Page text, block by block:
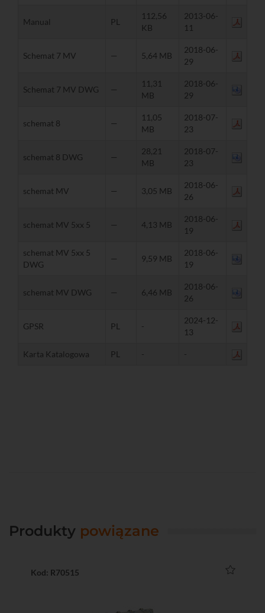
Manual PL
112,56
KB
2013-06-
11
Schemat 7 MV — 5,64 MB
2018-06-
29
Schemat 7 MV DWG —
11,31
MB
2018-06-
29
schemat 8 —
11,05
MB
2018-07-
23
schemat 8 DWG —
28,21
MB
2018-07-
23
schemat MV — 3,05 MB
2018-06-
26
schemat MV 5xx 5 — 4,13 MB
2018-06-
19
schemat MV 5xx 5
DWG
— 9,59 MB
2018-06-
19
schemat MV DWG — 6,46 MB
2018-06-
26
GPSR PL -
2024-12-
13
Karta Katalogowa PL - -
Produkty powiązane
Kod: R70515